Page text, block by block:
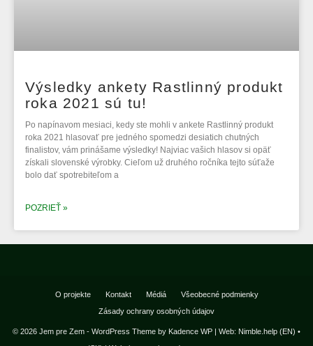
Výsledky ankety Rastlinný produkt
roka 2021 sú tu!
Po napínavom mesiaci, kedy ste mohli v ankete Rastlinný produkt
roka 2021 hlasovať pre jedného spomedzi desiatich chutných
finalistov, vám prinášame výsledky! Najviac vašich hlasov si opäť
získali slovenské výrobky. Cieľom už druhého ročníka tejto súťaže
bolo dať spotrebiteľom a
POZRIEŤ »
O projekte Kontakt Médiá
Všeobecné podmienky
Zásady ochrany osobných údajov
© 2026 Jem pre Zem - WordPress Theme by Kadence WP | Web: Nimble.help (EN) •